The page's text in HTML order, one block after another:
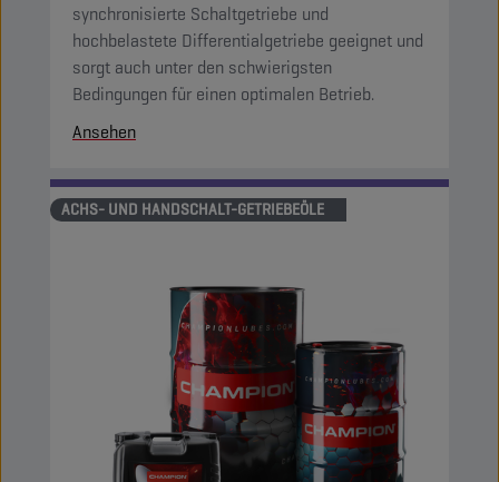
synchronisierte Schaltgetriebe und
hochbelastete Differentialgetriebe geeignet und
sorgt auch unter den schwierigsten
Bedingungen für einen optimalen Betrieb.
Ansehen
ACHS- UND HANDSCHALT-GETRIEBEÖLE